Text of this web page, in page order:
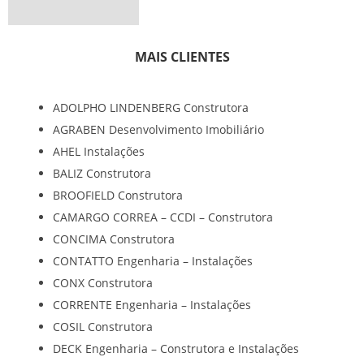
MAIS CLIENTES
ADOLPHO LINDENBERG Construtora
AGRABEN Desenvolvimento Imobiliário
AHEL Instalações
BALIZ Construtora
BROOFIELD Construtora
CAMARGO CORREA – CCDI – Construtora
CONCIMA Construtora
CONTATTO Engenharia – Instalações
CONX Construtora
CORRENTE Engenharia – Instalações
COSIL Construtora
DECK Engenharia – Construtora e Instalações